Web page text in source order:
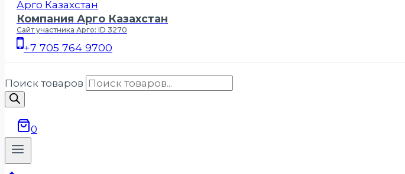
Компания Арго Казахстан
Сайт участника Арго: ID 3270
+7 705 764 9700
Поиск товаров
0